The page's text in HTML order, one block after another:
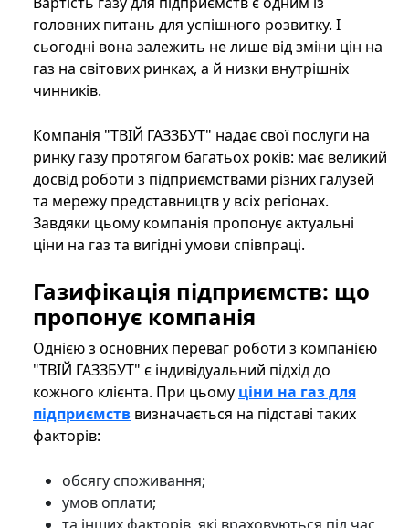
головних питань для успішного розвитку. І
сьогодні вона залежить не лише від зміни цін на
газ на світових ринках, а й низки внутрішніх
чинників.
Компанія "ТВІЙ ГАЗЗБУТ" надає свої послуги на
ринку газу протягом багатьох років: має великий
досвід роботи з підприємствами різних галузей
та мережу представництв у всіх регіонах.
Завдяки цьому компанія пропонує актуальні
ціни на газ та вигідні умови співпраці.
Газифікація підприємств: що
пропонує компанія
Однією з основних переваг роботи з компанією
"ТВІЙ ГАЗЗБУТ" є індивідуальний підхід до
кожного клієнта. При цьому ціни на газ для
підприємств визначається на підставі таких
факторів:
обсягу споживання;
умов оплати;